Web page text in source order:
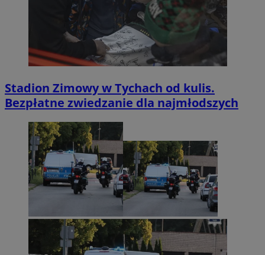
Stadion Zimowy w Tychach od kulis.
Bezpłatne zwiedzanie dla najmłodszych